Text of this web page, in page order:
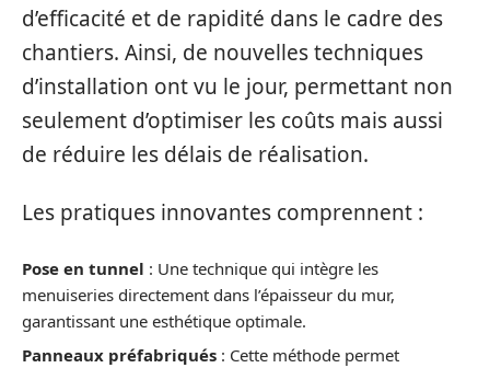
d’efficacité et de rapidité dans le cadre des
chantiers. Ainsi, de nouvelles techniques
d’installation ont vu le jour, permettant non
seulement d’optimiser les coûts mais aussi
de réduire les délais de réalisation.
Les pratiques innovantes comprennent :
Pose en tunnel : Une technique qui intègre les
menuiseries directement dans l’épaisseur du mur,
garantissant une esthétique optimale.
Panneaux préfabriqués : Cette méthode permet